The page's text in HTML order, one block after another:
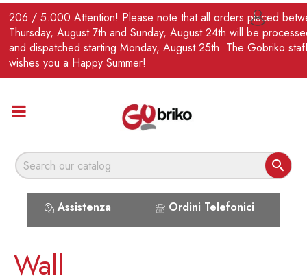
206 / 5.000 Attention! Please note that all orders placed
Thursday, August 7th and Sunday, August 24th will be
and dispatched starting Monday, August 25th. The Gobriko
wishes you a Happy Summer!

Assistenza Ordini Telefonici
EN 
Wall